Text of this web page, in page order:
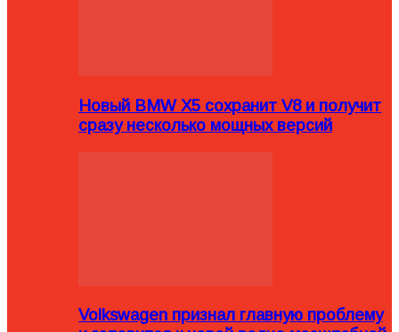
Новый BMW X5 сохранит V8 и получит
сразу несколько мощных версий
Volkswagen признал главную проблему